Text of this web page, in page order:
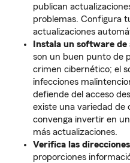
publican
problemas. Configura
actualizaciones
Instala un software
son un buen punto de
crimen cibernético; el
infecciones
defiende del acceso
existe una variedad de
convenga invertir en
más actualizaciones.
Verifica las
proporciones